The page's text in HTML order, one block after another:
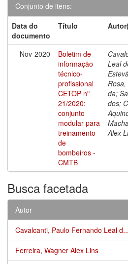
Conjunto de itens:
Data do
documento
Título
Nov-2020
Boletim de
informação
técnico-
profissional
CETOP nº
21/2020:
conjunto
modular para
treinamento
de
bombeiros -
CMTB
Leal
da;
dos;
Alex
Busca facetada
Autor
Cavalcanti, Paulo Fernando Leal d...
Ferreira, Wagner Alex Lins